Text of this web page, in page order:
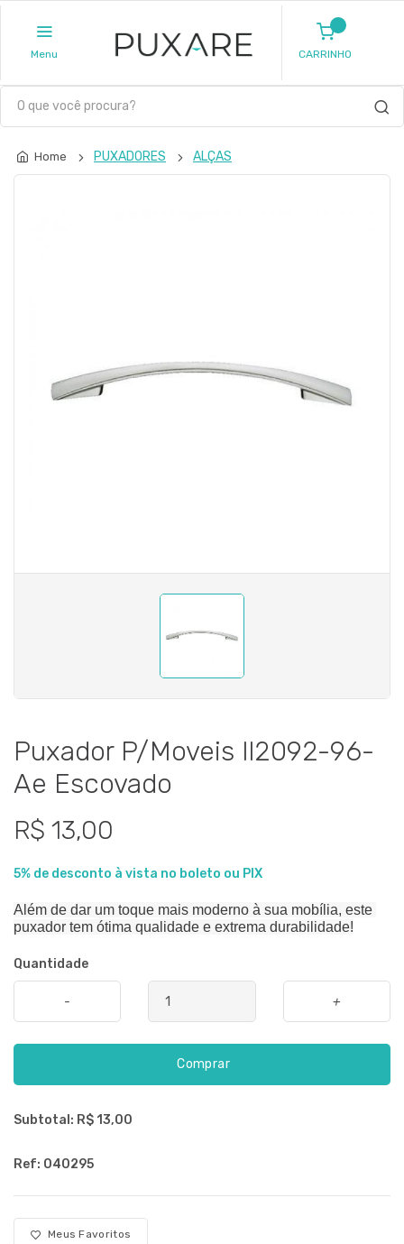
Menu CARRINHO
Home PUXADORES ALÇAS
Puxador P/Moveis Il2092-96-
Ae Escovado
R$ 13,00
5% de desconto à vista no boleto ou PIX
Além de dar um toque mais moderno à sua mobília, este
puxador tem ótima qualidade e extrema durabilidade!
Quantidade
- +
Comprar
Subtotal: R$ 13,00
Ref: 040295
Meus Favoritos